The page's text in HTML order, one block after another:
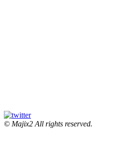
© Majix2 All rights reserved.